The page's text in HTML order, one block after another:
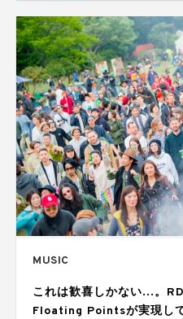
MUSIC
これは歓喜しかない…。
Floating Pointsが実現し